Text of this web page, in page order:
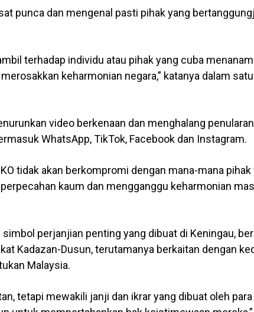
punca dan mengenal pasti pihak yang
terhadap individu atau pihak yang cuba menanam
keharmonian negara,” katanya dalam satu
video berkenaan dan menghalang
WhatsApp, TikTok, Facebook dan Instagram.
tidak akan berkompromi dengan mana-mana pihak
kaum dan mengganggu keharmonian
simbol perjanjian penting yang dibuat di Keningau,
Kadazan-Dusun, terutamanya berkaitan dengan
Malaysia.
tetapi mewakili janji dan ikrar yang dibuat oleh para